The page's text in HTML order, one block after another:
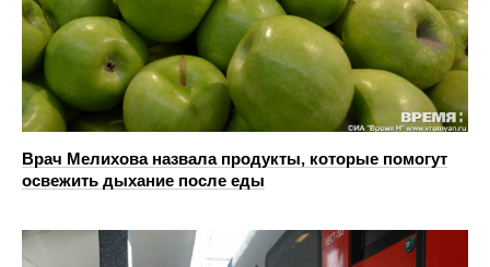
Врач Мелихова назвала продукты, которые помогут
освежить дыхание после еды